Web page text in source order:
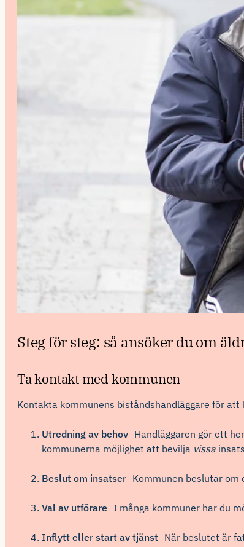
Steg för steg: så ansöker du om
Ta kontakt med kommunen
Kontakta kommunens biståndshandläggare för att
Utredning av behov Handläggaren gör ett
kommunerna möjlighet att bevilja vissa
Beslut om insatser Kommunen beslutar om
Val av utförare I många kommuner har du
Inflytt eller start av tjänst När beslutet är